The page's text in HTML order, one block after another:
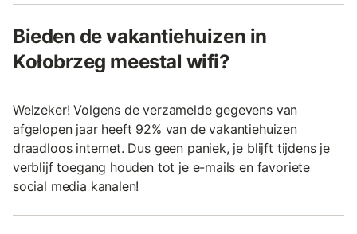
Bieden de vakantiehuizen in
Kołobrzeg meestal wifi?
Welzeker! Volgens de verzamelde gegevens van
afgelopen jaar heeft 92% van de vakantiehuizen
draadloos internet. Dus geen paniek, je blijft tijdens je
verblijf toegang houden tot je e-mails en favoriete
social media kanalen!